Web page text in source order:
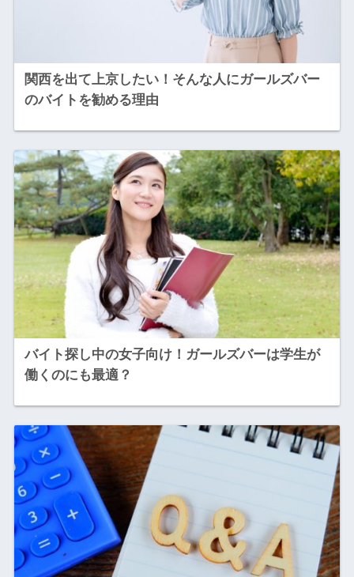
関西を出て上京したい！そんな人にガールズバー
のバイトを勧める理由
バイト探し中の女子向け！ガールズバーは学生が
働くのにも最適？